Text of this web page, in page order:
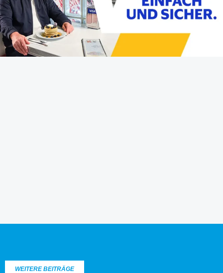
WEITERE BEITRÄGE